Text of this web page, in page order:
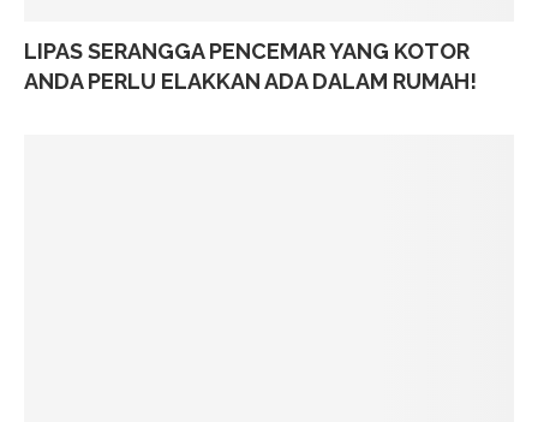
LIPAS SERANGGA PENCEMAR YANG KOTOR
ANDA PERLU ELAKKAN ADA DALAM RUMAH!